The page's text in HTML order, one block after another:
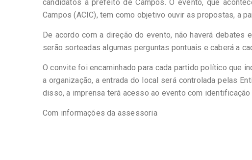
candidatos a prefeito de Campos. O evento, que
Campos (ACIC), tem como objetivo ouvir as propostas, a
De acordo com a direção do evento, não haverá debates
serão sorteadas algumas perguntas pontuais e caberá a
O convite foi encaminhado para cada partido político que
a organização, a entrada do local será controlada pelas
disso, a imprensa terá acesso ao evento com identificação
Com informações da assessoria